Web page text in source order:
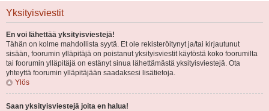
Yksityisviestit
En voi lähettää yksityisviestejä!
Tähän on kolme mahdollista syytä. Et ole rekisteröitynyt ja/tai kirjautunut
sisään, foorumin ylläpitäjä on poistanut yksityisviestit käytöstä koko foorumilta
tai foorumin ylläpitäjä on estänyt sinua lähettämästä yksityisviestejä. Ota
yhteyttä foorumin ylläpitäjään saadaksesi lisätietoja.
Ylös
Saan yksityisviestejä joita en halua!